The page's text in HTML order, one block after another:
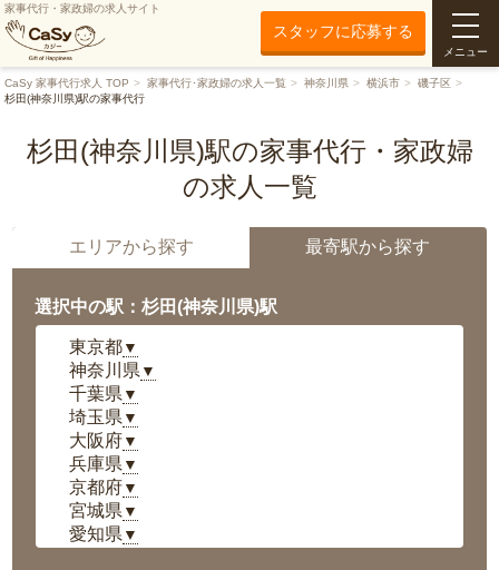
家事代行・家政婦の求人サイト
スタッフに応募する
メニュー
CaSy 家事代行求人 TOP 家事代行･家政婦の求人一覧 神奈川県 横浜市
磯子区
杉田(神奈川県)駅の家事代行
杉田(神奈川県)駅の家事代行・家政婦
の求人一覧
エリアから探す 最寄駅から探す
選択中の駅：杉田(神奈川県)駅
東京都▼
神奈川県 ▼
千葉県 ▼
埼玉県 ▼
大阪府▼
兵庫県 ▼
京都府▼
宮城県 ▼
愛知県 ▼